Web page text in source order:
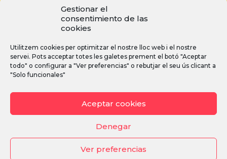
Gestionar el
consentimiento de las
cookies
Utilitzem cookies per optimitzar el nostre lloc web i el nostre
servei. Pots acceptar totes les galetes prement el botó "Aceptar
todo" o configurar a "Ver preferencias" o rebutjar el seu ús clicant a
"Solo funcionales"
Aceptar cookies
Denegar
Ver preferencias
Zona de prensa:
Acreditacions
Inscripcions
Notícies
I
t
F
e
Y
T